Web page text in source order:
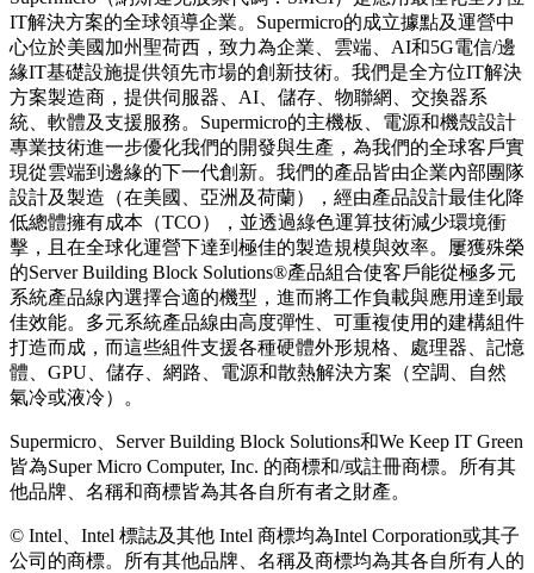
IT解決方案的全球領導企業。Supermicro的成立據點及運營中
心位於美國加州聖荷西，致力為企業、雲端、AI和5G電信/邊
緣IT基礎設施提供領先市場的創新技術。我們是全方位IT解決
方案製造商，提供伺服器、AI、儲存、物聯網、交換器系
統、軟體及支援服務。Supermicro的主機板、電源和機殼設計
專業技術進一步優化我們的開發與生產，為我們的全球客戶實
現從雲端到邊緣的下一代創新。我們的產品皆由企業內部團隊
設計及製造（在美國、亞洲及荷蘭），經由產品設計最佳化降
低總體擁有成本（TCO），並透過綠色運算技術減少環境衝
擊，且在全球化運營下達到極佳的製造規模與效率。屢獲殊榮
的Server Building Block Solutions®產品組合使客戶能從極多元
系統產品線內選擇合適的機型，進而將工作負載與應用達到最
佳效能。多元系統產品線由高度彈性、可重複使用的建構組件
打造而成，而這些組件支援各種硬體外形規格、處理器、記憶
體、GPU、儲存、網路、電源和散熱解決方案（空調、自然
氣冷或液冷）。
Supermicro、Server Building Block Solutions和We Keep IT Green
皆為Super Micro Computer, Inc. 的商標和/或註冊商標。所有其
他品牌、名稱和商標皆為其各自所有者之財產。
© Intel、Intel 標誌及其他 Intel 商標均為Intel Corporation或其子
公司的商標。所有其他品牌、名稱及商標均為其各自所有人的